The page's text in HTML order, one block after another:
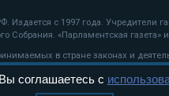
Издается с 1997 года.
«Парламентская газета»
в стране законах и
соглашаетесь с